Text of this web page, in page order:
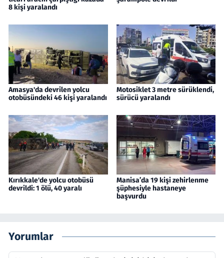
8 kişi yaralandı
Amasya'da devrilen yolcu
otobüsündeki 46 kişi yaralandı
Motosiklet 3 metre sürüklendi,
sürücü yaralandı
Kırıkkale'de yolcu otobüsü
devrildi: 1 ölü, 40 yaralı
Manisa’da 19 kişi zehirlenme
şüphesiyle hastaneye
başvurdu
Yorumlar